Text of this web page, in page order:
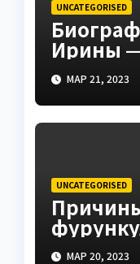
UNCATEGORISED
Ирины
факты,
путь к
МАР 21, 2023
UNCATEGORISED
мужчин
МАР 20, 2023